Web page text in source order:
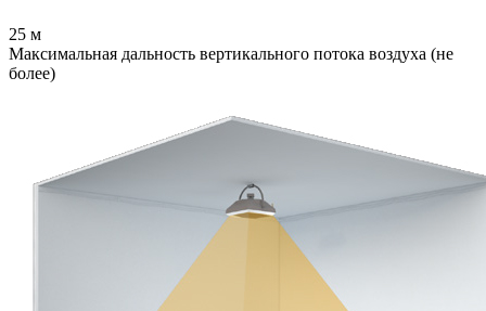
25 м
Максимальная дальность вертикального потока воздуха (не
более)